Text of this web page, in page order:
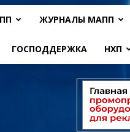
ЖУРНАЛЫ МАПП
ГОСПОДДЕРЖКА НХП